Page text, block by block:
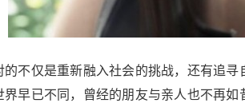
不仅是重新融入社会的挑战，还有追
早已不同，曾经的朋友与亲人也不再